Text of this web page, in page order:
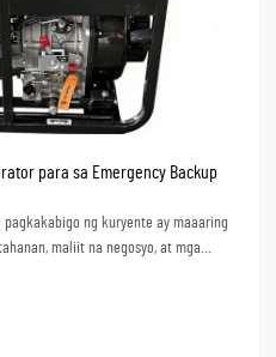
para sa Emergency Backup
pagkakabigo ng kuryente ay maaaring
maliit na negosyo, at mga